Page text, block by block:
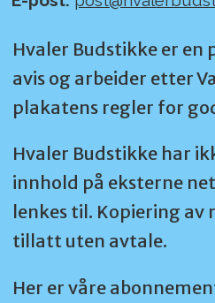
Hvaler Budstikke er en
avis og arbeider etter
plakatens regler for
Hvaler Budstikke har
innhold på eksterne
lenkes til. Kopiering
tillatt uten avtale.
Her er våre